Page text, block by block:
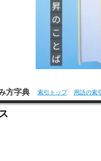
方字典 索引トップ 用語の索引